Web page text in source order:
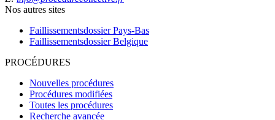
Nos autres sites
Faillissementsdossier Pays-Bas
Faillissementsdossier Belgique
PROCÉDURES
Nouvelles procédures
Procédures modifiées
Toutes les procédures
Recherche avancée